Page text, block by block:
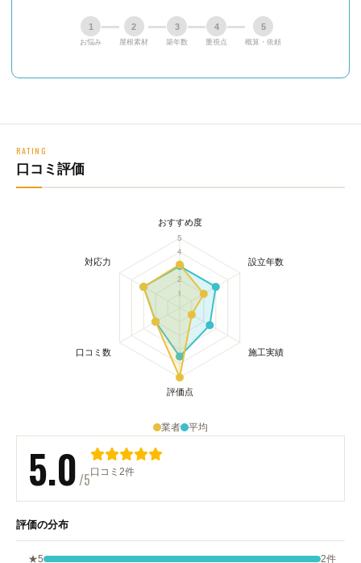
1
お悩み
2
屋根素材
3
築年数
4
重視点
5
概算・依頼
RATING
口コミ評価
業者 平均
5.0/5口コミ2件
評価の分布
★5
2件